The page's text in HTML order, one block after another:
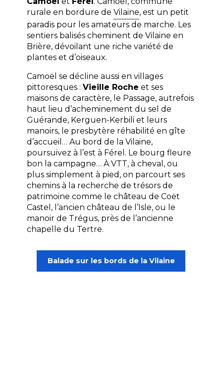
jusqu’au
port
de
Tréhiguier.
rurale en bordure de Vilaine, est un petit
paradis pour les amateurs de marche. Les
sentiers balisés cheminent de Vilaine en
Brière, dévoilant une riche variété de
plantes et d’oiseaux.
Camoël se décline aussi en villages
pittoresques : Vieille Roche et ses
maisons de caractère, le Passage, autrefois
haut lieu d’acheminement du sel de
Guérande, Kerguen-Kerbili et leurs
manoirs, le presbytère réhabilité en gîte
d’accueil… Au bord de la Vilaine,
poursuivez à l’est à Férel. Le bourg fleure
bon la campagne… À VTT, à cheval, ou
plus simplement à pied, on parcourt ses
chemins à la recherche de trésors de
patrimoine comme le château de Coët
Castel, l’ancien château de l’Isle, ou le
manoir de Trégus, près de l’ancienne
chapelle du Tertre.
Balade sur les bords de la Vilaine